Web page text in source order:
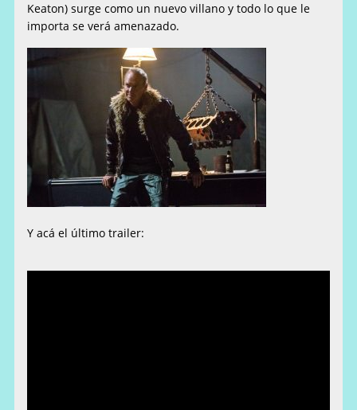
Keaton) surge como un nuevo villano y todo lo que le
importa se verá amenazado.
Y acá el último trailer: